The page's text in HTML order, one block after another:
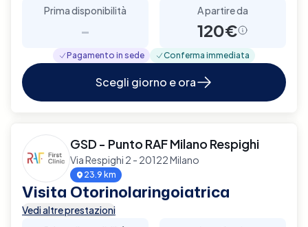
Prima disponibilità
-
A partire da
120€
Pagamento in sede Conferma immediata
Scegli giorno e ora
GSD - Punto RAF Milano Respighi
Via Respighi 2 - 20122 Milano
23.9 km
Visita Otorinolaringoiatrica
Vedi altre prestazioni